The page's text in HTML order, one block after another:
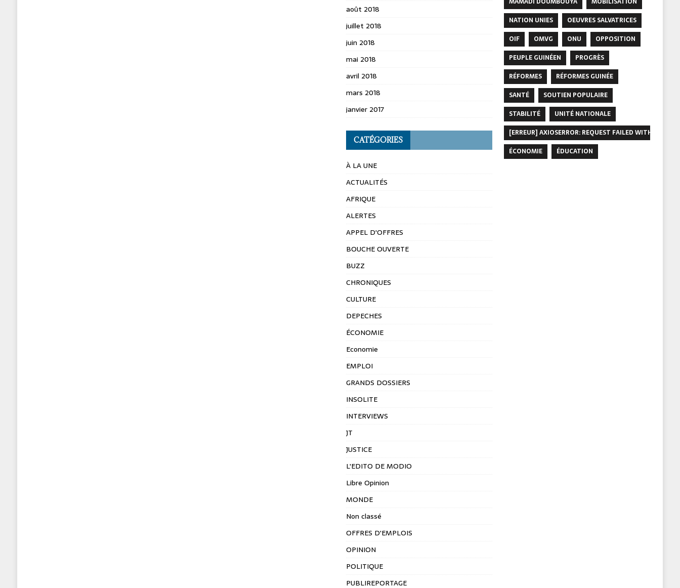
août 2018
juillet 2018
juin 2018
mai 2018
avril 2018
mars 2018
janvier 2017
CATÉGORIES
À LA UNE
ACTUALITÉS
AFRIQUE
ALERTES
APPEL D'OFFRES
BOUCHE OUVERTE
BUZZ
CHRONIQUES
CULTURE
DEPECHES
ÉCONOMIE
Economie
EMPLOI
GRANDS DOSSIERS
INSOLITE
INTERVIEWS
JT
JUSTICE
L'EDITO DE MODIO
Libre Opinion
MONDE
Non classé
OFFRES D'EMPLOIS
OPINION
POLITIQUE
PUBLIREPORTAGE
NATION UNIES
OEUVRES SALVATRICES
OIF
OMVG ONU
OPPOSITION
PEUPLE GUINÉEN
PROGRÈS
RÉFORMES
RÉFORMES GUINÉE
SANTÉ
SOUTIEN POPULAIRE
STABILITÉ
UNITÉ NATIONALE
[ERREUR] AXIOSERROR: REQUEST FAILED WITH
ÉCONOMIE
ÉDUCATION